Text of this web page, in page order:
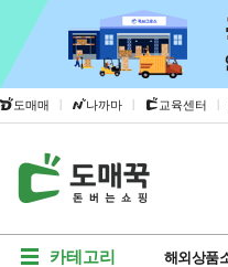
도매매 | 나까마 | 교육센터 |
카테고리 해외상품